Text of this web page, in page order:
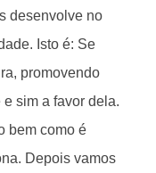
desenvolve no
Isto é: Se
promovendo
sim a favor dela.
bem como é
Depois vamos